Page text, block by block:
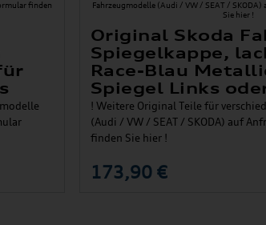
Original Skoda
Spiegelkappe,
Race-Blau
Spiegel Links
! Weitere Original Teile für
(Audi / VW / SEAT / SKODA) auf
finden Sie hier !
173,90 €